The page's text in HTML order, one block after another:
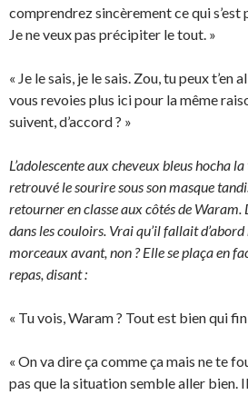
comprendrez sincèrement ce qui s’est
Je ne veux pas précipiter le tout. »
« Je le sais, je le sais. Zou, tu peux t’en
vous revoies plus ici pour la même
suivent, d’accord ? »
L’adolescente aux cheveux bleus hocha
retrouvé le sourire sous son masque
retourner en classe aux côtés de Waram.
dans les couloirs. Vrai qu’il fallait
morceaux avant, non ? Elle se plaça en
repas, disant :
« Tu vois, Waram ? Tout est bien qui
« On va dire ça comme ça mais ne te
pas que la situation semble aller bien.